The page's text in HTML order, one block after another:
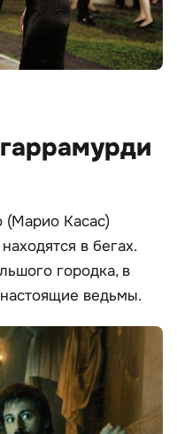
(Марио Касас)
в бегах.
городка, в
ведьмы.